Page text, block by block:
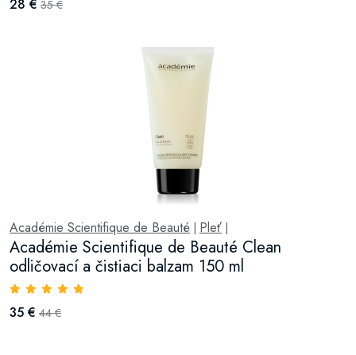
28 € 35 €
Académie Scientifique de Beauté Pleť
Académie Scientifique de Beauté Clean
odličovací a čistiaci balzam 150 ml
35 € 44 €